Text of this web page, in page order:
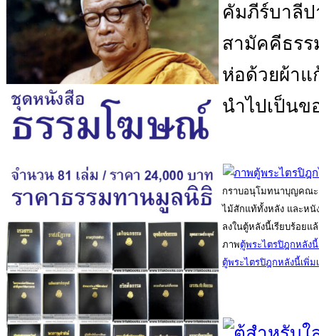
คัมภีร์บาลี
สามัคคีธร
ห่อด้วยผ้าแ
นำไปเป็นข
กราบอนุโมทนาบุญคณะ
ไม้สักแท้ทั้งหลัง และหนั
ลงในตู้หลังนี้เรียบร้อย
ภาพตู้พระไตรปิฎกหลัง
ตู้พระไตรปิฎกหลังนี้เพิ่